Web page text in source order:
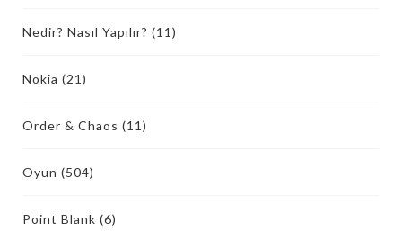
Nedir? Nasıl Yapılır? (11)
Nokia (21)
Order & Chaos (11)
Oyun (504)
Point Blank (6)